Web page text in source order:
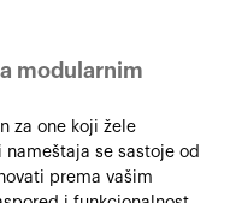
modularnim
za one koji žele
se sastoje od
prema vašim